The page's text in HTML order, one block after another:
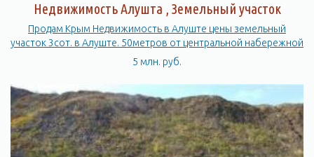
Недвижимость Алушта , Земельный участок
Продам Крым Недвижимость в Алуште цены земельный
участок 3сот. в Алуште. 50метров от центральной набережной
5 млн. руб.